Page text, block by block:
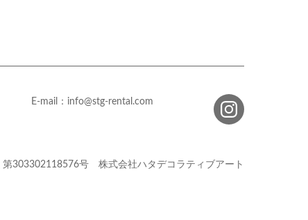
E-mail：info@stg-rental.com
第303302118576号 株式会社ハタデコラティブアート